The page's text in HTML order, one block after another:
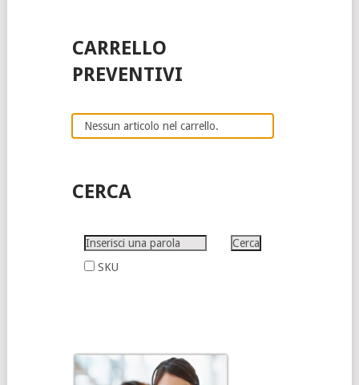
CARRELLO
PREVENTIVI
Nessun articolo nel carrello.
CERCA
SKU